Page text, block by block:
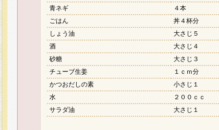
青ネギ
４本
ごはん
丼４杯分
しょう油
大さじ５
酒
大さじ４
砂糖
大さじ３
チューブ生姜
１ｃｍ分
かつおだしの素
小さじ１
水
２００ｃｃ
サラダ油
大さじ１